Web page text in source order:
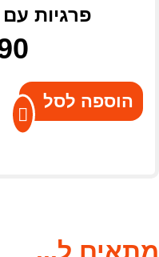
פרגיות
הוספה לסל